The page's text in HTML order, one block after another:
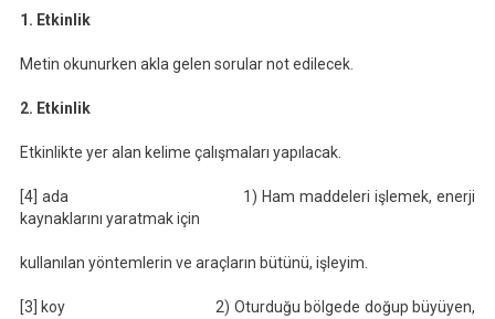
1. Etkinlik
Metin okunurken akla gelen sorular not edilecek.
2. Etkinlik
Etkinlikte yer alan kelime çalışmaları yapılacak.
[4] ada 1) Ham maddeleri işlemek, enerji
kaynaklarını yaratmak için
kullanılan yöntemlerin ve araçların bütünü, işleyim.
[3] koy 2) Oturduğu bölgede doğup büyüyen,